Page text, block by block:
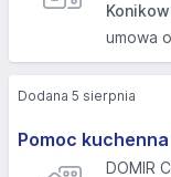
umowa
Pomoc
DOMIR
Dodana 5 sierpnia